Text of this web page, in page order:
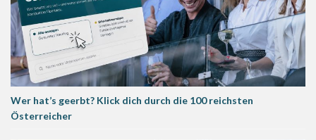
Wer hat’s geerbt? Klick dich durch die 100 reichsten
Österreicher